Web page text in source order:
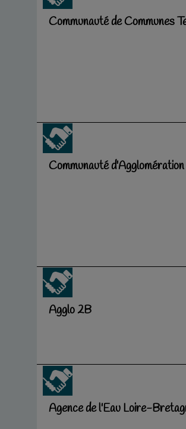
Communauté de Communes
Communauté
Agglo 2B
Agence de l'Eau Loire-